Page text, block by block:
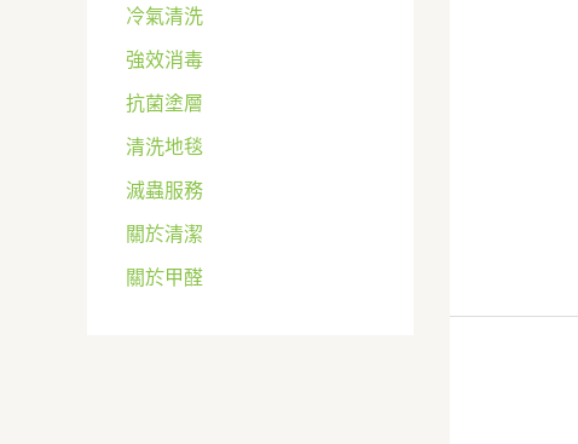
冷氣清洗
強效消毒
抗菌塗層
清洗地毯
滅蟲服務
關於清潔
關於甲醛